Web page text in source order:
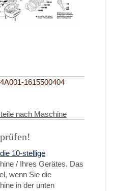
1615500404
nach Maschine
10-stellige
/ Ihres Gerätes. Das
wenn Sie die
in der unten